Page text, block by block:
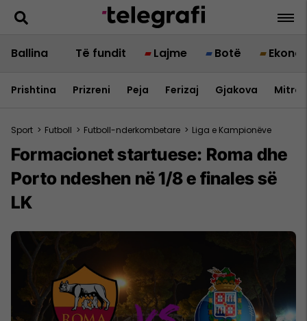
Ballina Të fundit Lajme Botë
Prishtina Prizreni Peja Ferizaj Gjakova
Sport > Futboll > Futboll-nderkombetare > Liga e Kampionëve
Formacionet startuese: Roma dhe
Porto ndeshen në 1/8 e finales së
LK